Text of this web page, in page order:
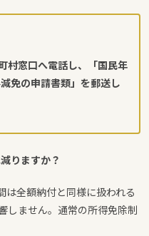
村窓口へ電話し、「国民年
免の申請書類」を郵送し
りますか？
は全額納付と同様に扱われる
しません。通常の所得免除制